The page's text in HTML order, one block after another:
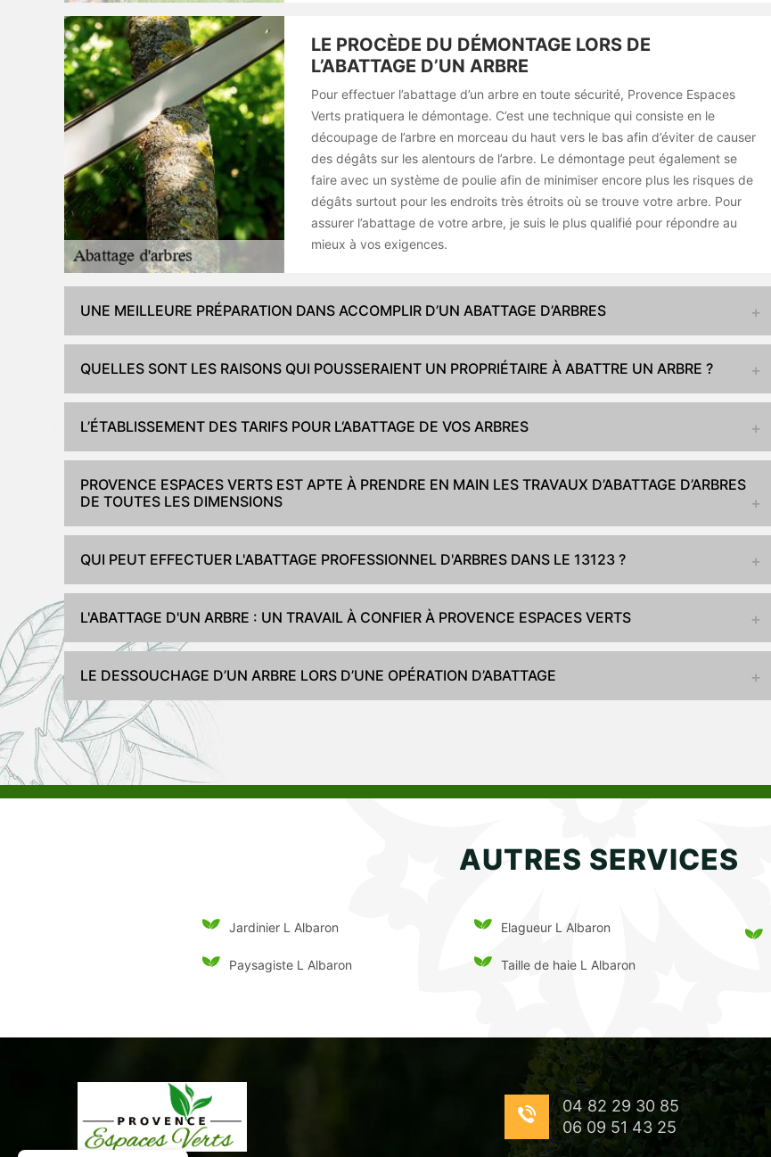
LE PROCÈDE DU DÉMONTAGE LORS DE
L’ABATTAGE D’UN ARBRE
Pour effectuer l’abattage d’un arbre en toute sécurité, Provence Espaces
Verts pratiquera le démontage. C’est une technique qui consiste en le
découpage de l’arbre en morceau du haut vers le bas afin d’éviter de causer
des dégâts sur les alentours de l’arbre. Le démontage peut également se
faire avec un système de poulie afin de minimiser encore plus les risques de
dégâts surtout pour les endroits très étroits où se trouve votre arbre. Pour
assurer l’abattage de votre arbre, je suis le plus qualifié pour répondre au
mieux à vos exigences.
UNE MEILLEURE PRÉPARATION DANS ACCOMPLIR D’UN ABATTAGE D’ARBRES
QUELLES SONT LES RAISONS QUI POUSSERAIENT UN PROPRIÉTAIRE À ABATTRE UN ARBRE ?
L’ÉTABLISSEMENT DES TARIFS POUR L‘ABATTAGE DE VOS ARBRES
PROVENCE ESPACES VERTS EST APTE À PRENDRE EN MAIN LES TRAVAUX D’ABATTAGE D’ARBRES
DE TOUTES LES DIMENSIONS
QUI PEUT EFFECTUER L'ABATTAGE PROFESSIONNEL D'ARBRES DANS LE 13123 ?
L'ABATTAGE D'UN ARBRE : UN TRAVAIL À CONFIER À PROVENCE ESPACES VERTS
LE DESSOUCHAGE D’UN ARBRE LORS D’UNE OPÉRATION D’ABATTAGE
AUTRES SERVICES
Jardinier L Albaron
Paysagiste L Albaron
Elagueur L Albaron
Taille de haie L Albaron
04 82 29 30 85
06 09 51 43 25